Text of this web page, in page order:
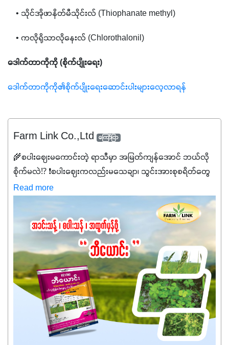
• သိုင်အိုဖာနိတ်မီသိုင်းလ် (Thiophanate methyl)
• ကလိုရိုသာလိုနေးလ် (Chlorothalonil)
ဒေါက်တာကိုကို (စိုက်ပျိုးရေး)
ဒေါက်တာကိုကို၏စိုက်ပျိုးရေးဆောင်းပါးများလေ့လာရန်
Farm Link Co.,Ltd ကြော်ငြာ
🌾စပါးဈေးမကောင်းတဲ့ ရာသီမှာ အမြတ်ကျန်အောင် ဘယ်လို
စိုက်မလဲ⁉️ ❗စပါးဈေးကလည်းမသေချာ၊ သွင်းအားစုစရိတ်တွေ
ကလည်း တက်နေတဲ့ဒီလိုအချိန်မှာ သွင်းအားစုဖိုးကို လျှော့ချပြီး
အထွက်နှုန်းကို ထိန်းထားနိုင်မှ ဦးကြီးတို့ အဆင်ပြေမှာနော် ✔️ဒါ
ကြောင့် ကိုယ်သုံးသမျှ ကိုယ့်အတွက်အကျိုးရစေမယ့်
အရည်အသွေးစိတ်ချရတဲ့ သွင်းအားစုပစ္စည်းတွေကိုပဲ ရွေးချယ်
သုံးသင့်ပါတယ်။
Read more